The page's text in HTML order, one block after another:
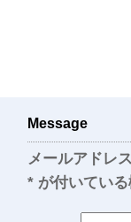
Message
メールアドレ
* が付いてい